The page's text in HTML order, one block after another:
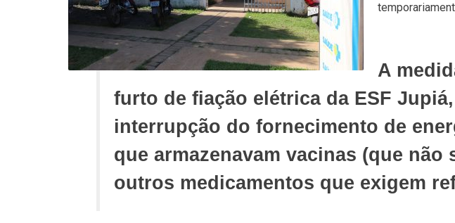
A
furto de fiação elétrica da ESF
interrupção do fornecimento de
que armazenavam vacinas (que
outros medicamentos que exigem